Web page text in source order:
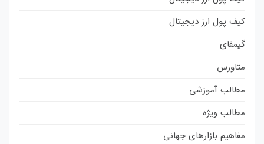
کیف پول ارز دیجیتال
گیمفای
متاورس
مطالب آموزشی
مطالب ویژه
مفاهیم بازارهای جهانی